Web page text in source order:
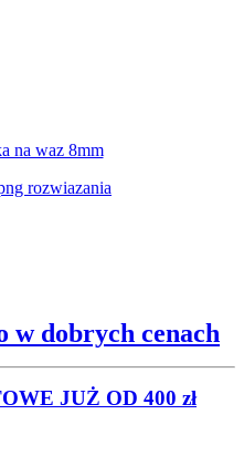
w dobrych cenach
JUŻ OD 400 zł